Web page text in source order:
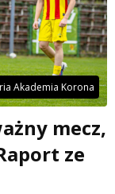
Akademia Korona
mecz,
ze